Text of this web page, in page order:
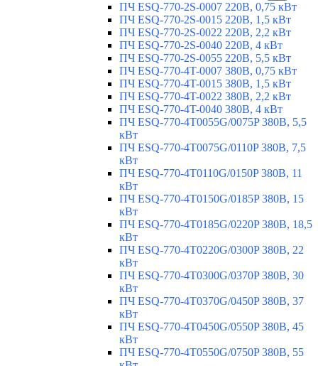
ПЧ ESQ-770-2S-0007 220В, 0,75 кВт
ПЧ ESQ-770-2S-0015 220В, 1,5 кВт
ПЧ ESQ-770-2S-0022 220В, 2,2 кВт
ПЧ ESQ-770-2S-0040 220В, 4 кВт
ПЧ ESQ-770-2S-0055 220В, 5,5 кВт
ПЧ ESQ-770-4T-0007 380В, 0,75 кВт
ПЧ ESQ-770-4T-0015 380В, 1,5 кВт
ПЧ ESQ-770-4T-0022 380В, 2,2 кВт
ПЧ ESQ-770-4T-0040 380В, 4 кВт
ПЧ ESQ-770-4T0055G/0075P 380В, 5,5
кВт
ПЧ ESQ-770-4T0075G/0110P 380В, 7,5
кВт
ПЧ ESQ-770-4T0110G/0150P 380В, 11
кВт
ПЧ ESQ-770-4T0150G/0185P 380В, 15
кВт
ПЧ ESQ-770-4T0185G/0220P 380В, 18,5
кВт
ПЧ ESQ-770-4T0220G/0300P 380В, 22
кВт
ПЧ ESQ-770-4T0300G/0370P 380В, 30
кВт
ПЧ ESQ-770-4T0370G/0450P 380В, 37
кВт
ПЧ ESQ-770-4T0450G/0550P 380В, 45
кВт
ПЧ ESQ-770-4T0550G/0750P 380В, 55